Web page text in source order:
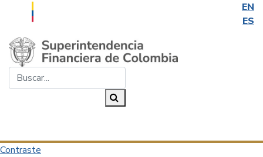
EN
ES
Saltar al contenido principal
Contraste